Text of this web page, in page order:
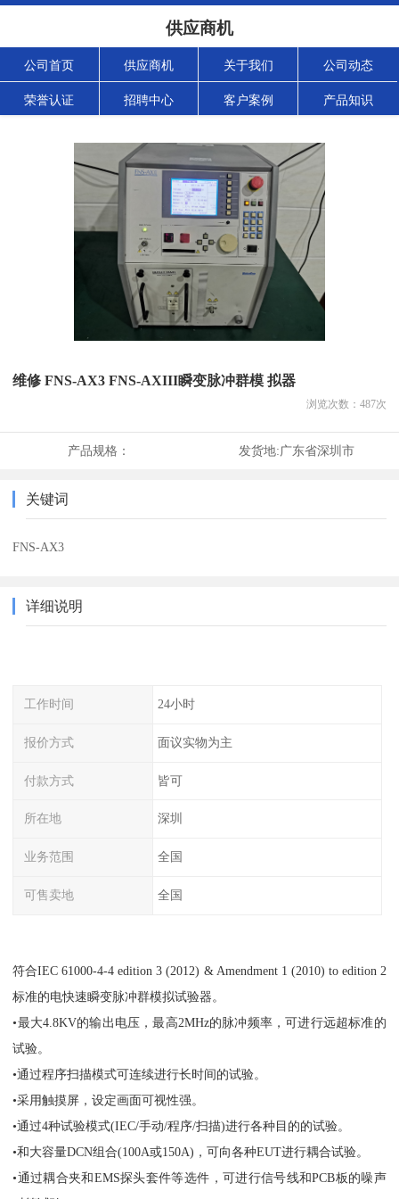
供应商机
公司首页 供应商机 关于我们 公司动态
荣誉认证 招聘中心 客户案例 产品知识
维修 FNS-AX3 FNS-AXIII瞬变脉冲群模 拟器
浏览次数： 487次
产品规格： 发货地:广东省深圳市
关键词
FNS-AX3
详细说明
工作时间 24小时
报价方式 面议实物为主
付款方式 皆可
所在地 深圳
业务范围 全国
可售卖地 全国
符合IEC 61000-4-4 edition 3 (2012) & Amendment 1 (2010) to edition 2
标准的电快速瞬变脉冲群模拟试验器。
•最大4.8KV的输出电压，最高2MHz的脉冲频率，可进行远超标准的
试验。
•通过程序扫描模式可连续进行长时间的试验。
•采用触摸屏，设定画面可视性强。
•通过4种试验模式(IEC/手动/程序/扫描)进行各种目的的试验。
•和大容量DCN组合(100A或150A)，可向各种EUT进行耦合试验。
•通过耦合夹和EMS探头套件等选件，可进行信号线和PCB板的噪声